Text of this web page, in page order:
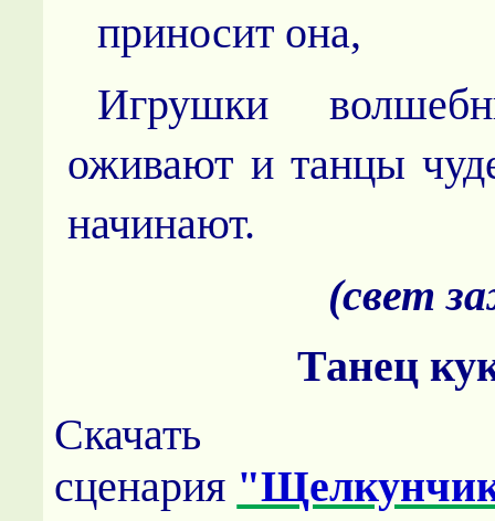
приносит она,
Игрушки
оживают и танцы
начинают.
(свет
Танец
Скачать
сценария